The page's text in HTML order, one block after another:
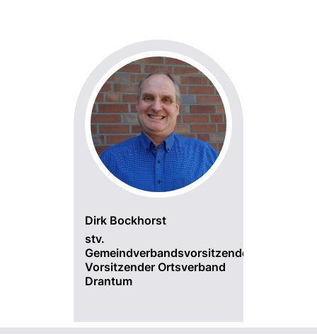
Dirk Bockhorst
stv.
Gemeindverbandsvorsitzender,
Vorsitzender Ortsverband
Drantum